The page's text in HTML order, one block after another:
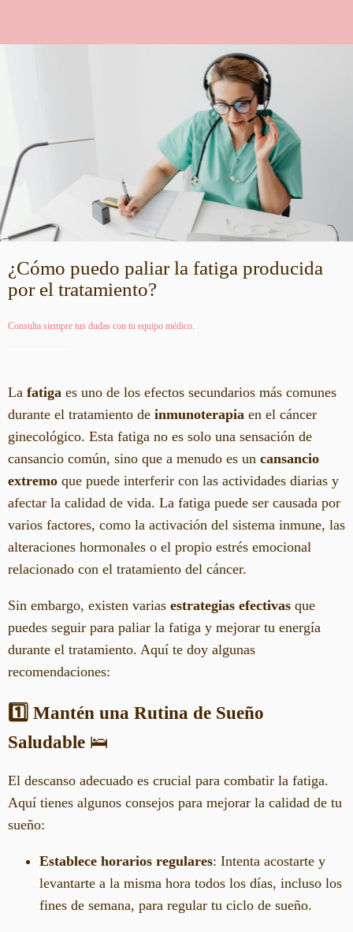
¿Cómo puedo paliar la fatiga producida
por el tratamiento?
Consulta siempre tus dudas con tu equipo médico.
La fatiga es uno de los efectos secundarios más comunes
durante el tratamiento de inmunoterapia en el cáncer
ginecológico. Esta fatiga no es solo una sensación de
cansancio común, sino que a menudo es un cansancio
extremo que puede interferir con las actividades diarias y
afectar la calidad de vida. La fatiga puede ser causada por
varios factores, como la activación del sistema inmune, las
alteraciones hormonales o el propio estrés emocional
relacionado con el tratamiento del cáncer.
Sin embargo, existen varias estrategias efectivas que
puedes seguir para paliar la fatiga y mejorar tu energía
durante el tratamiento. Aquí te doy algunas
recomendaciones:
1️⃣ Mantén una Rutina de Sueño
Saludable 🛌
El descanso adecuado es crucial para combatir la fatiga.
Aquí tienes algunos consejos para mejorar la calidad de tu
sueño:
Establece horarios regulares: Intenta acostarte y
levantarte a la misma hora todos los días, incluso los
fines de semana, para regular tu ciclo de sueño.